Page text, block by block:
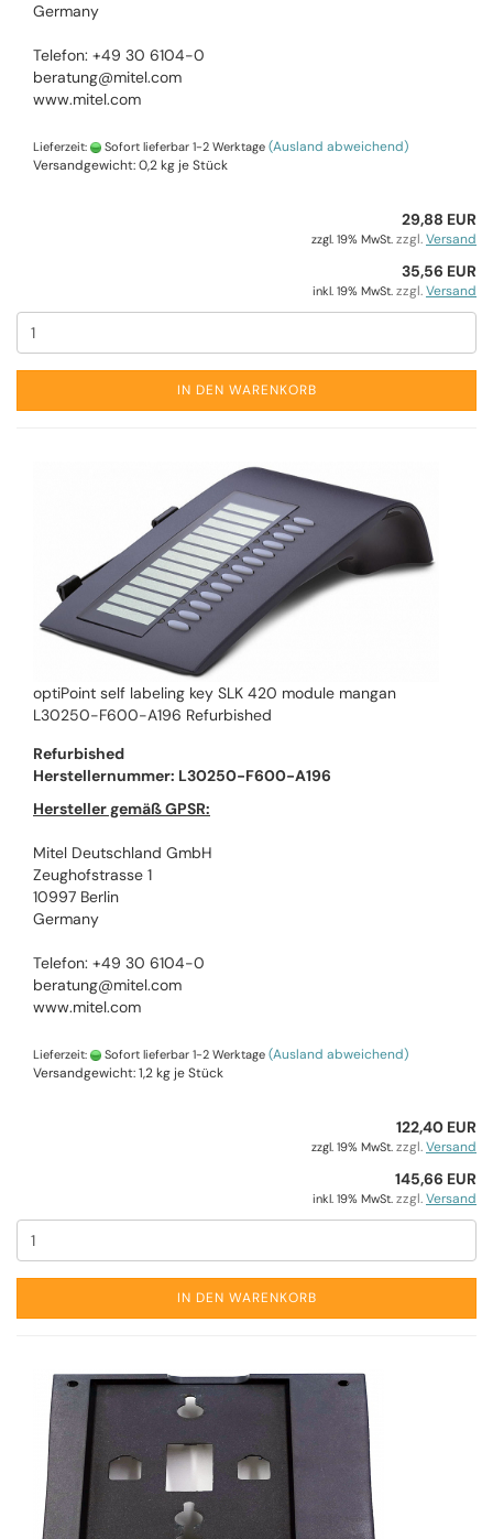
Germany
Telefon: +49 30 6104-0
beratung@mitel.com
www.mitel.com
Lieferzeit: Sofort lieferbar 1-2 Werktage (Ausland abweichend)
Versandgewicht:0,2kg je Stück
29,88 EUR
zzgl. 19% MwSt. zzgl.Versand
35,56 EUR
inkl. 19% MwSt. zzgl.Versand
IN DEN WARENKORB
optiPoint self labeling key SLK 420 module mangan
L30250-F600-A196 Refurbished
Refurbished
Herstellernummer: L30250-F600-A196
Hersteller gemäß GPSR:
Mitel Deutschland GmbH
Zeughofstrasse 1
10997 Berlin
Germany
Telefon: +49 30 6104-0
beratung@mitel.com
www.mitel.com
Lieferzeit: Sofort lieferbar 1-2 Werktage (Ausland abweichend)
Versandgewicht:1,2kg je Stück
122,40 EUR
zzgl. 19% MwSt. zzgl.Versand
145,66 EUR
inkl. 19% MwSt. zzgl.Versand
IN DEN WARENKORB